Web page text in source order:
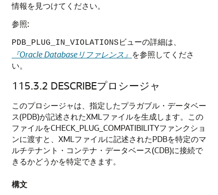
情報を見つけてください。
参照:
PDB_PLUG_IN_VIOLATIONS ビューの詳細は、
『Oracle Databaseリファレンス』 を参照してくださ
い。
115.3.2 DESCRIBEプロシージャ
このプロシージャは、指定したプラガブル・データベー
ス(PDB)が記述されたXMLファイルを生成します。この
ファイルをCHECK_PLUG_COMPATIBILITYファンクショ
ンに渡すと、XMLファイルに記述されたPDBを特定のマ
ルチテナント・コンテナ・データベース(CDB)に接続で
きるかどうかを特定できます。
構文